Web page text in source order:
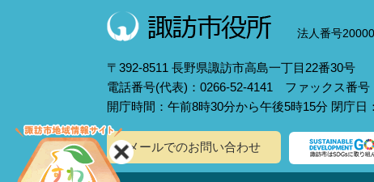
法人番号
〒392-8511 長野県諏訪市高島一丁目22番30号
電話番号(代表)：0266-52-4141 ファックス番号
開庁時間：午前8時30分から午後5時15分 閉庁
メールでのお問い合わせ